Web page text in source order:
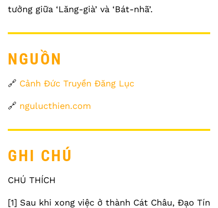
tưởng giữa ‘Lăng-già’ và ‘Bát-nhã’.
NGUỒN
🔗 Cảnh Đức Truyền Đăng Lục
🔗 ngulucthien.com
GHI CHÚ
CHÚ THÍCH
[1] Sau khi xong việc ở thành Cát Châu, Đạo Tín